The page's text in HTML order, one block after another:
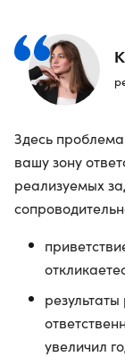
Здесь
вашу зону
реализуемых
увеличил